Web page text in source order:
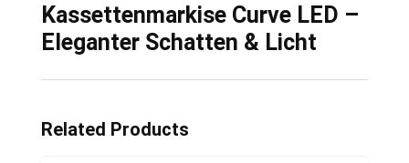
Kassettenmarkise Curve LED –
Eleganter Schatten & Licht
Related Products